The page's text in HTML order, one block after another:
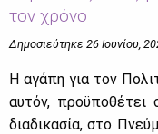
τον χρόνο
Δημοσιεύτηκε 26 Ιουνίου,
Η αγά­πη για τον
αυ­τόν, προ­ϋ­πο­θέ­τει
δια­δι­κα­σία, στο